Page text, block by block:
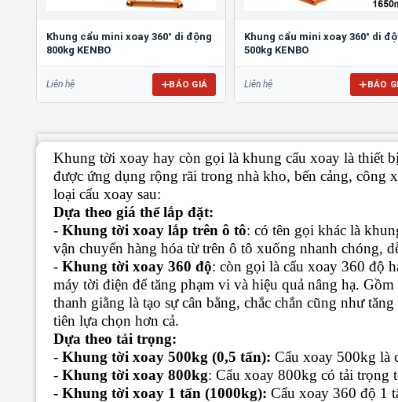
Khung cẩu mini xoay 360° di động
800kg KENBO
Liên hệ BÁO GIÁ
Khung cẩu mini xoay 360° di
500kg KENBO
Liên hệ BÁO
Khung tời xoay hay còn gọi là khung cẩu xoay là thiết
được ứng dụng rộng rãi trong nhà kho, bến cảng, công
loại cẩu xoay sau:
Dựa theo giá thể lắp đặt:
- Khung tời xoay lắp trên ô tô: có tên gọi khác là
vận chuyển hàng hóa từ trên ô tô xuống nhanh chóng,
- Khung tời xoay 360 độ: còn gọi là cẩu xoay 360 độ
máy tời điện để tăng phạm vi và hiệu quả nâng hạ.
thanh giằng là tạo sự cân bằng, chắc chắn cũng như
tiên lựa chọn hơn cả.
Dựa theo tải trọng:
- Khung tời xoay 500kg (0,5 tấn): Cẩu xoay 500kg là
- Khung tời xoay 800kg: Cẩu xoay 800kg có tải trọng
- Khung tời xoay 1 tấn (1000kg): Cẩu xoay 360 độ 1